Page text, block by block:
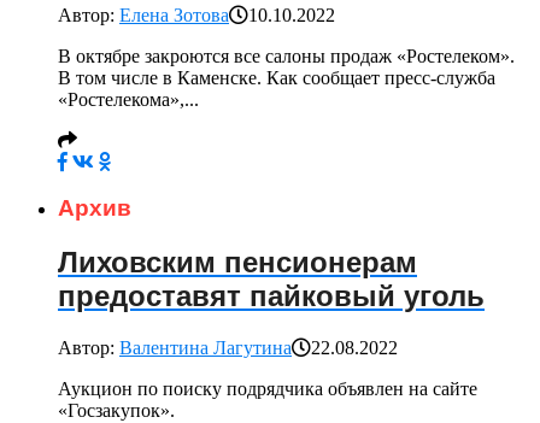
Автор: Елена Зотова
10.10.2022
В октябре закроются все салоны продаж «Ростелеком».
В том числе в Каменске. Как сообщает пресс-служба
«Ростелекома»,...
Архив
Лиховским пенсионерам
предоставят пайковый уголь
Автор: Валентина Лагутина
22.08.2022
Аукцион по поиску подрядчика объявлен на сайте
«Госзакупок».